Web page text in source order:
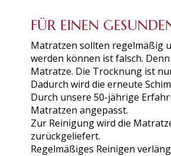
FÜR EINEN
Matratzen sollten regelmäßig
werden können ist falsch.
Matratze. Die Trocknung ist
Dadurch wird die erneute
Durch unsere 50-jährige
Matratzen angepasst.
Zur Reinigung wird die
zurückgeliefert.
Regelmäßiges Reinigen